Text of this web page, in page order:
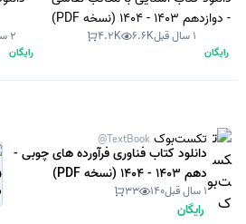
- دوازدهم 1403 - 1404 (نسخه PDF)
1 سال قبل 6.6K
4.2K
رایگان
2 سال قبل
رایگان
تکست‌بوک @TextBook
دانلود کتاب فناوری فرآورده های چوبی -
دهم 1403 - 1404 (نسخه PDF)
1 سال قبل 140
33
رایگان